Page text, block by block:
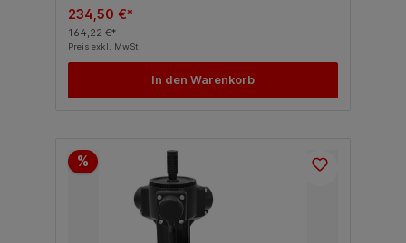
234,50 €*
164,22 €*
Preis exkl. MwSt.
In den Warenkorb
%